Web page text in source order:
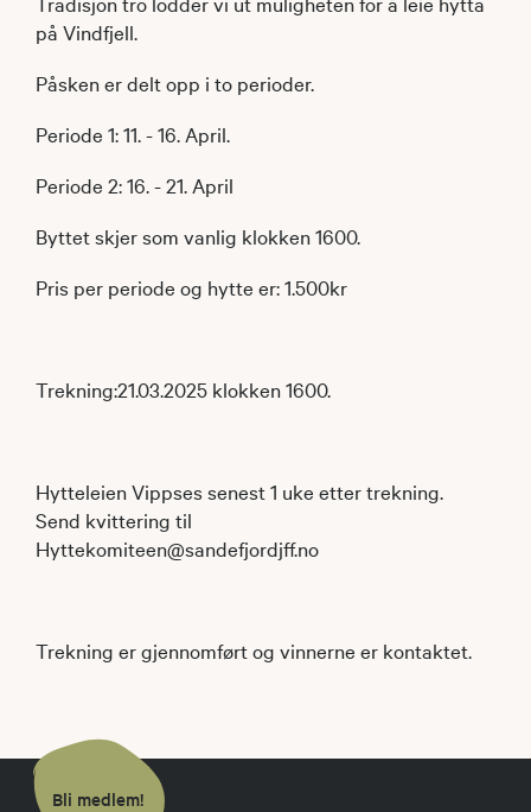
på Vindfjell.
Påsken er delt opp i to perioder.
Periode 1: 11. - 16. April.
Periode 2: 16. - 21. April
Byttet skjer som vanlig klokken 1600.
Pris per periode og hytte er: 1.500kr
Trekning:21.03.2025 klokken 1600.
Hytteleien Vippses senest 1 uke etter trekning.
Send kvittering til
Hyttekomiteen@sandefjordjff.no
Trekning er gjennomført og vinnerne er kontaktet.
Bli medlem!